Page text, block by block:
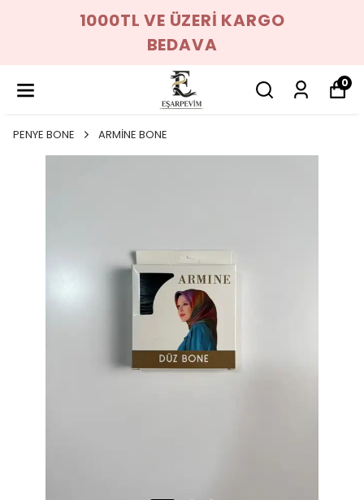
1000TL VE ÜZERİ KARGO
BEDAVA
0
PENYE BONE ARMİNE BONE